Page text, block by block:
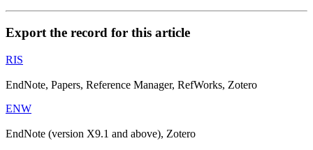
Export the record for this article
RIS
EndNote, Papers, Reference Manager, RefWorks, Zotero
ENW
EndNote (version X9.1 and above), Zotero